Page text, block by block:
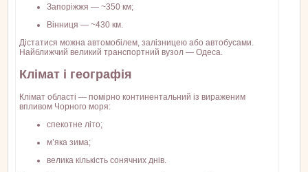
Запоріжжя — ~350 км;
Вінниця — ~430 км.
Дістатися можна автомобілем, залізницею або автобусами.
Найближчий великий транспортний вузол — Одеса.
Клімат і географія
Клімат області — помірно континентальний із вираженим
впливом Чорного моря:
спекотне літо;
м’яка зима;
велика кількість сонячних днів.